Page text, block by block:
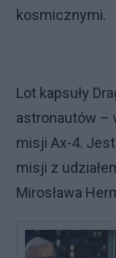
kosmicznymi.
Lot kapsuły
astronautów –
misji Ax-4.
misji z
Mirosława